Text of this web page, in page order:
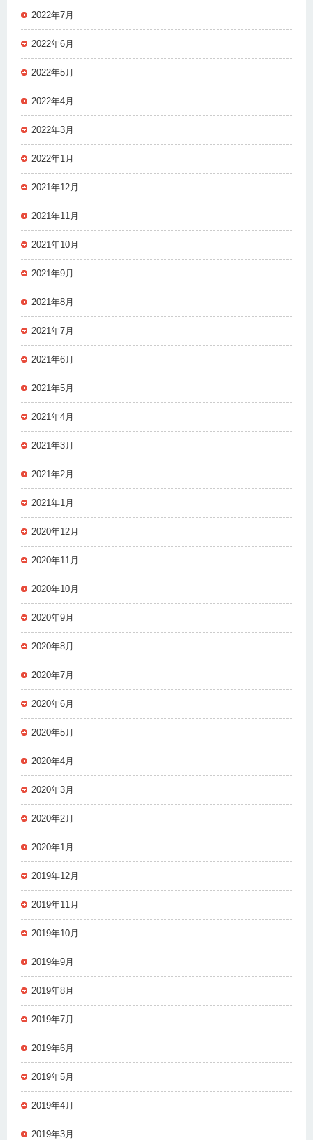
2022年7月
2022年6月
2022年5月
2022年4月
2022年3月
2022年1月
2021年12月
2021年11月
2021年10月
2021年9月
2021年8月
2021年7月
2021年6月
2021年5月
2021年4月
2021年3月
2021年2月
2021年1月
2020年12月
2020年11月
2020年10月
2020年9月
2020年8月
2020年7月
2020年6月
2020年5月
2020年4月
2020年3月
2020年2月
2020年1月
2019年12月
2019年11月
2019年10月
2019年9月
2019年8月
2019年7月
2019年6月
2019年5月
2019年4月
2019年3月